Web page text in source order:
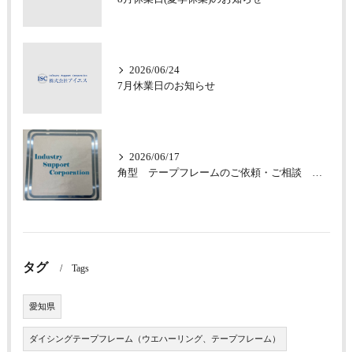
2026/06/24
7月休業日のお知らせ
2026/06/17
角型 テープフレームのご依頼・ご相談 承っております
タグ Tags
愛知県
ダイシングテープフレーム（ウエハーリング、テープフレーム）